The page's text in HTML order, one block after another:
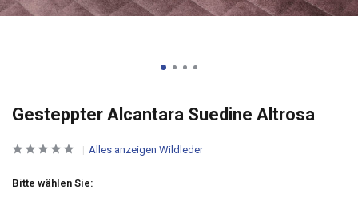
Gesteppter Alcantara Suedine Altrosa
Alles anzeigen Wildleder
Bitte wählen Sie: